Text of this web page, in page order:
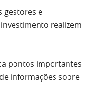
gestores e
realizem
pontos importantes
informações sobre